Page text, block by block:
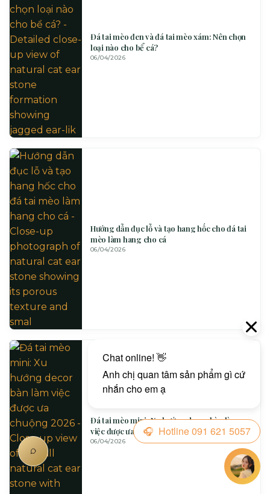
Đá tai mèo đen và đá tai mèo xám: Nên chọn
loại nào cho bể cá?
06/04/2026
Hướng dẫn đục lỗ và tạo hang hốc cho đá tai
mèo làm hang cho cá
06/04/2026
Đá tai mèo mini: Xu hướng decor bàn làm
việc được ưa chuộng 2026
06/04/2026